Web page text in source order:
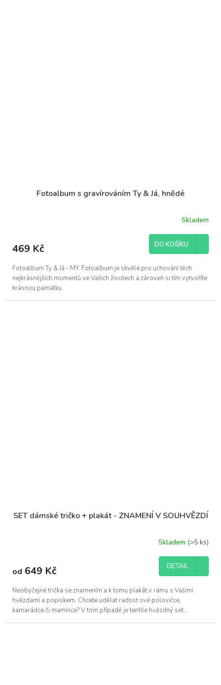
Fotoalbum s gravírováním Ty & Já, hnědé
Skladem
469 Kč DO KOŠÍKU
Fotoalbum Ty & Já - MY. Fotoalbum je skvělé pro uchování těch
nejkrásnějších momentů ve Vašich životech a zároveň si tím vytvoříte
krásnou památku.
SET dámské tričko + plakát - ZNAMENÍ V SOUHVĚZDÍ
Skladem (>5 ks)
od 649 Kč DETAIL
Neobyčejné trička se znamením a k tomu plakát v rámu s Vašimi
hvězdami a popiskem. Chcete udělat radost své polovičce,
kamarádce či mamince? V tom případě je tenhle hvězdný set...